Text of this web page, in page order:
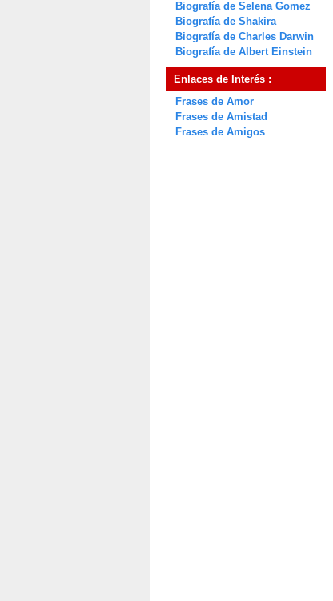
Biografía de Selena Gomez
Biografía de Shakira
Biografía de Charles Darwin
Biografía de Albert Einstein
Enlaces de Interés :
Frases de Amor
Frases de Amistad
Frases de Amigos